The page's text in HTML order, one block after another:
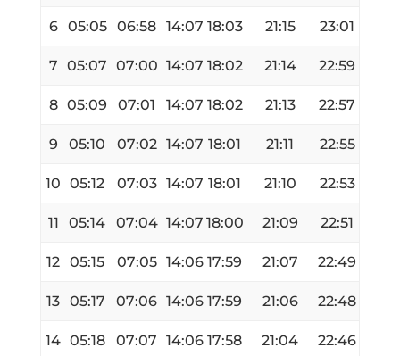
6 05:05 06:58 14:07 18:03 21:15 23:01
7 05:07 07:00 14:07 18:02 21:14 22:59
8 05:09 07:01 14:07 18:02 21:13 22:57
9 05:10 07:02 14:07 18:01 21:11 22:55
10 05:12 07:03 14:07 18:01 21:10 22:53
11 05:14 07:04 14:07 18:00 21:09 22:51
12 05:15 07:05 14:06 17:59 21:07 22:49
13 05:17 07:06 14:06 17:59 21:06 22:48
14 05:18 07:07 14:06 17:58 21:04 22:46